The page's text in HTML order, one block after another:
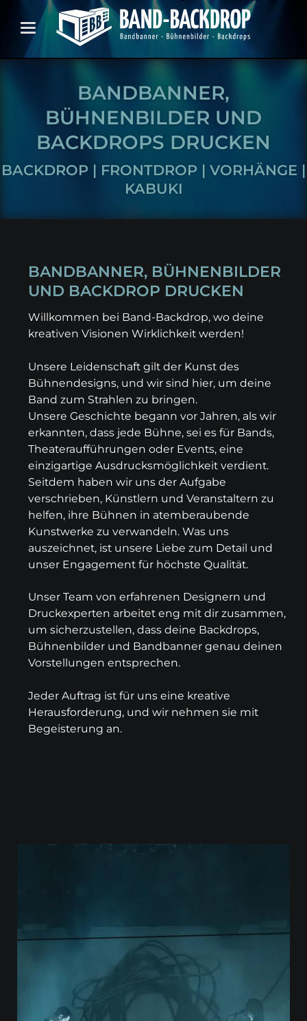
BANDBANNER,
BÜHNENBILDER UND
BACKDROPS DRUCKEN
BACKDROP | FRONTDROP | VORHÄNGE |
KABUKI
BANDBANNER, BÜHNENBILDER
UND BACKDROP DRUCKEN
Willkommen bei Band-Backdrop, wo deine
kreativen Visionen Wirklichkeit werden!
Unsere Leidenschaft gilt der Kunst des
Bühnendesigns, und wir sind hier, um deine
Band zum Strahlen zu bringen.
Unsere Geschichte begann vor Jahren, als wir
erkannten, dass jede Bühne, sei es für Bands,
Theateraufführungen oder Events, eine
einzigartige Ausdrucksmöglichkeit verdient.
Seitdem haben wir uns der Aufgabe
verschrieben, Künstlern und Veranstaltern zu
helfen, ihre Bühnen in atemberaubende
Kunstwerke zu verwandeln. Was uns
auszeichnet, ist unsere Liebe zum Detail und
unser Engagement für höchste Qualität.
Unser Team von erfahrenen Designern und
Druckexperten arbeitet eng mit dir zusammen,
um sicherzustellen, dass deine Backdrops,
Bühnenbilder und Bandbanner genau deinen
Vorstellungen entsprechen.
Jeder Auftrag ist für uns eine kreative
Herausforderung, und wir nehmen sie mit
Begeisterung an.